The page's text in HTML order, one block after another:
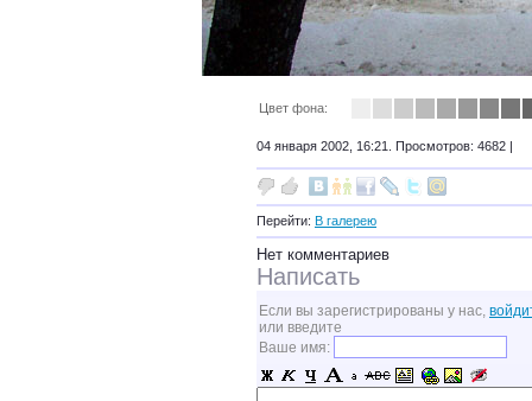
Цвет фона:
04 января 2002, 16:21. Просмотров: 4682 |
Перейти: В галерею
Нет комментариев
Написать
Если вы зарегистрированы у нас,
или введите
Ваше имя: